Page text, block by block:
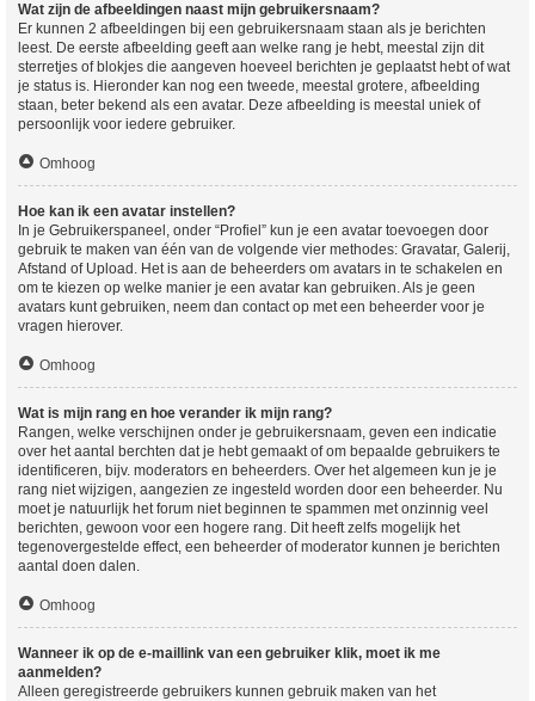
Wat zijn de afbeeldingen naast mijn gebruikersnaam?
Er kunnen 2 afbeeldingen bij een gebruikersnaam staan als je berichten
leest. De eerste afbeelding geeft aan welke rang je hebt, meestal zijn dit
sterretjes of blokjes die aangeven hoeveel berichten je geplaatst hebt of wat
je status is. Hieronder kan nog een tweede, meestal grotere, afbeelding
staan, beter bekend als een avatar. Deze afbeelding is meestal uniek of
persoonlijk voor iedere gebruiker.
Omhoog
Hoe kan ik een avatar instellen?
In je Gebruikerspaneel, onder “Profiel” kun je een avatar toevoegen door
gebruik te maken van één van de volgende vier methodes: Gravatar, Galerij,
Afstand of Upload. Het is aan de beheerders om avatars in te schakelen en
om te kiezen op welke manier je een avatar kan gebruiken. Als je geen
avatars kunt gebruiken, neem dan contact op met een beheerder voor je
vragen hierover.
Omhoog
Wat is mijn rang en hoe verander ik mijn rang?
Rangen, welke verschijnen onder je gebruikersnaam, geven een indicatie
over het aantal berchten dat je hebt gemaakt of om bepaalde gebruikers te
identificeren, bijv. moderators en beheerders. Over het algemeen kun je je
rang niet wijzigen, aangezien ze ingesteld worden door een beheerder. Nu
moet je natuurlijk het forum niet beginnen te spammen met onzinnig veel
berichten, gewoon voor een hogere rang. Dit heeft zelfs mogelijk het
tegenovergestelde effect, een beheerder of moderator kunnen je berichten
aantal doen dalen.
Omhoog
Wanneer ik op de e-maillink van een gebruiker klik, moet ik me
aanmelden?
Alleen geregistreerde gebruikers kunnen gebruik maken van het